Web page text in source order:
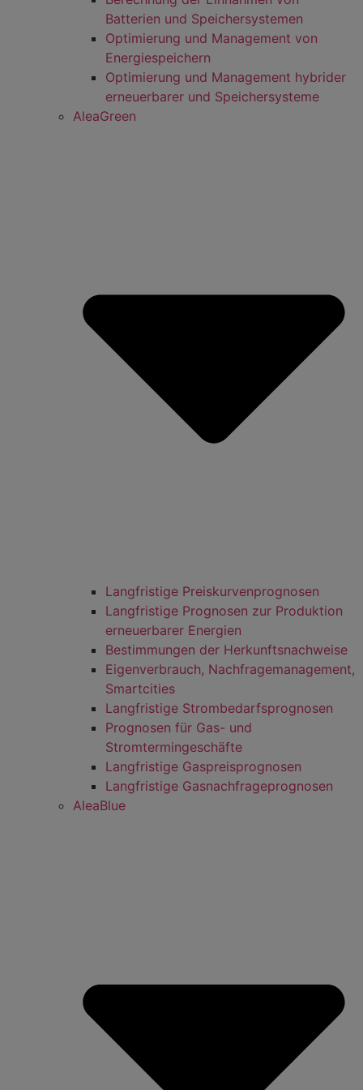
Batterien und Speichersystemen
Optimierung und Management von
Energiespeichern
Optimierung und Management hybrider
erneuerbarer und Speichersysteme
AleaGreen
Langfristige Preiskurvenprognosen
Langfristige Prognosen zur Produktion
erneuerbarer Energien
Bestimmungen der Herkunftsnachweise
Eigenverbrauch, Nachfragemanagement,
Smartcities
Langfristige Strombedarfsprognosen
Prognosen für Gas- und
Stromtermingeschäfte
Langfristige Gaspreisprognosen
Langfristige Gasnachfrageprognosen
AleaBlue